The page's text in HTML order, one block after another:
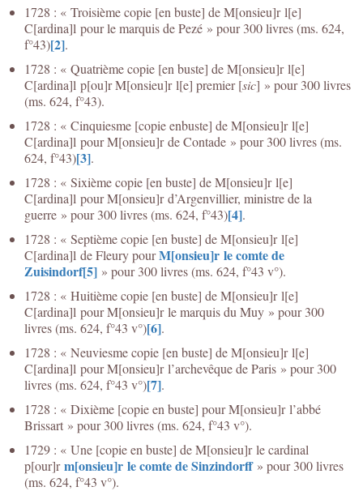
1728 : « Troisième copie [en buste] de M[onsieu]r l[e]
C[ardina]l pour le marquis de Pezé » pour 300 livres (ms. 624,
f°43)[2].
1728 : « Quatrième copie [en buste] de M[onsieu]r l[e]
C[ardina]l p[ou]r M[onsieu]r l[e] premier [sic] » pour 300 livres
(ms. 624, f°43).
1728 : « Cinquiesme [copie enbuste] de M[onsieu]r l[e]
C[ardina]l pour M[onsieu]r de Contade » pour 300 livres (ms.
624, f°43)[3].
1728 : « Sixième copie [en buste] de M[onsieu]r l[e]
C[ardina]l pour M[onsieu]r d’Argenvillier, ministre de la
guerre » pour 300 livres (ms. 624, f°43)[4].
1728 : « Septième copie [en buste] de M[onsieu]r l[e]
C[ardina]l de Fleury pourM[onsieu]r le comte de
Zuisindorf[5] » pour 300 livres (ms. 624, f°43 v°).
1728 : « Huitième copie [en buste] de M[onsieu]r l[e]
C[ardina]l pour M[onsieu]r le marquis du Muy » pour 300
livres (ms. 624, f°43 v°)[6].
1728 : « Neuviesme copie [en buste] de M[onsieu]r l[e]
C[ardina]l pour M[onsieu]r l’archevêque de Paris » pour 300
livres (ms. 624, f°43 v°)[7].
1728 : « Dixième [copie en buste] pour M[onsieu]r l’abbé
Brissart » pour 300 livres (ms. 624, f°43 v°).
1729 : « Une [copie en buste] de M[onsieu]r le cardinal
p[our]rm[onsieu]r le comte de Sinzindorff » pour 300 livres
(ms. 624, f°43 v°).